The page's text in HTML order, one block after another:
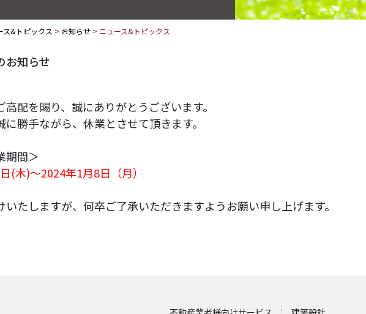
ス&トピックス > お知らせ > ニュース&トピックス
お知らせ
配を賜り、誠にありがとうございます。
勝手ながら、休業とさせて頂きます。
期間＞
(木)～2024年1月8日（月）
いたしますが、何卒ご了承いただきますようお願い申し上げます。